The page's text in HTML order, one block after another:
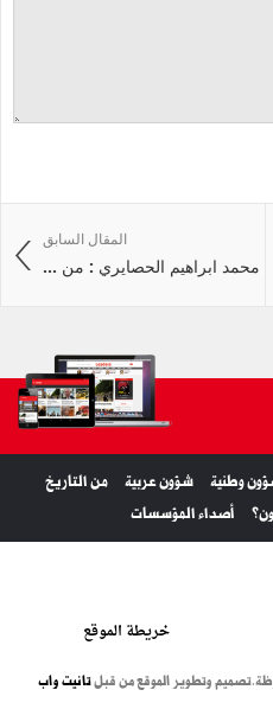
المقال السابق
محمد ابراهيم الحصايري : من ...
وطنية شؤون عربية
من التاريخ
أصداء المؤسسات
خريطة الموقع
تصميم وتطوير الموقع من قبلتانيت واب